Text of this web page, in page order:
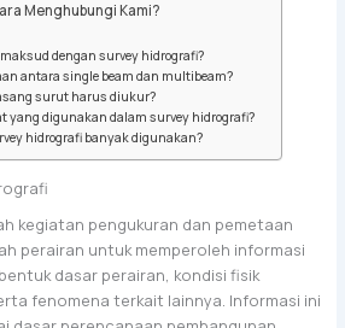
Menghubungi Kami?
dengan survey hidrografi?
antara single beam dan multibeam?
surut harus diukur?
yang digunakan dalam survey hidrografi?
hidrografi banyak digunakan?
kegiatan pengukuran dan pemetaan
perairan untuk memperoleh informasi
dasar perairan, kondisi fisik
fenomena terkait lainnya. Informasi ini